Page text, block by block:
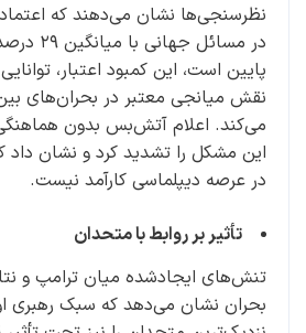
نظرسنجی‌ها نشان می‌دهند که اعتماد
پایین است، این کمبود اعتبار،
نقش میانجی معتبر در بحران‌های
می‌کند. اعلام آتش‌بس بدون
این مشکل را تشدید کرد و نشان داد
در عرصه دیپلماسی کارآمد نیست.
تأثیر بر روابط با متحدان
تنش‌های ایجادشده میان ترامپ و
بحران نشان می‌دهد که سبک رهبری